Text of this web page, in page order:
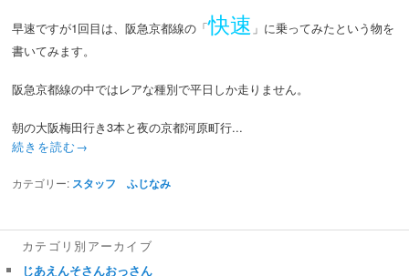
早速ですが1回目は、阪急京都線の「快速 」に乗ってみたという物を
書いてみます。
阪急京都線の中ではレアな種別で平日しか走りません。
朝の大阪梅田行き3本と夜の京都河原町行...
続きを読む→
カテゴリー: スタッフ ふじなみ
カテゴリ別アーカイブ
じあえんそさんおっさん